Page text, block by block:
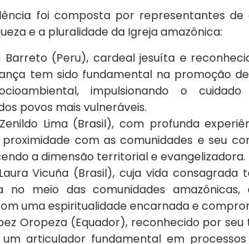
foi composta por representantes
e a pluralidade da Igreja amazônica:
Barreto (Peru), cardeal jesuíta e
tem sido fundamental na promoção
impulsionando o
povos mais vulneráveis.
Lima (Brasil), com profunda
com as comunidades e seu
a dimensão territorial e evangelizadora.
Vicuña (Brasil), cuja vida consagrada
no meio das comunidades amazônicas,
uma espiritualidade encarnada e
Oropeza (Equador), reconhecido por
articulador fundamental em